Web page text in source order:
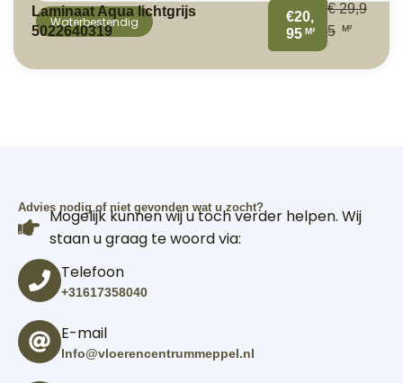
Waterbestendig
Laminaat Aqua lichtgrijs
5022640319
€20,
95 M²
€29,9
5
M²
Advies nodig of niet gevonden wat u zocht?
Mogelijk kunnen wij u toch verder helpen. Wij
staan u graag te woord via:
Telefoon
+31617358040
E-mail
Info@vloerencentrummeppel.nl